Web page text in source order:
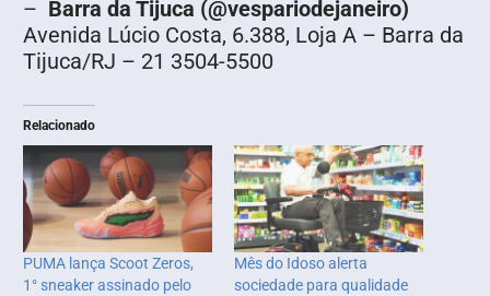
– Barra da Tijuca (@vespariodejaneiro)
Avenida Lúcio Costa, 6.388, Loja A – Barra da
Tijuca/RJ – 21 3504-5500
Relacionado
PUMA lança Scoot Zeros,
1° sneaker assinado pelo
Mês do Idoso alerta
sociedade para qualidade